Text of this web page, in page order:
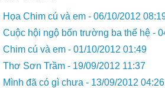
Họa Chim cú và em -06/10/2012
Cuộc hội ngộ bốn trường ba thế hệ -
Chim cú và em -01/10/2012 01:49
Thơ Sơn Trầm - 19/09/2012 11:37
Mình đã có gì chưa - 13/09/2012 04:26